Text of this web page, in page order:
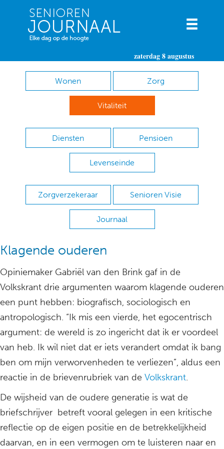
zaterdag 8 augustus
Wonen Zorg
Vitaliteit
Diensten Pensioen
Levenseinde
Zorgverzekeraar Senioren Visie
Journaal
Klagende ouderen
Opiniemaker Gabriël van den Brink gaf in de
Volkskrant drie argumenten waarom klagende ouderen
een punt hebben: biografisch, sociologisch en
antropologisch. “Ik mis een vierde, het egocentrisch
argument: de wereld is zo ingericht dat ik er voordeel
van heb. Ik wil niet dat er iets verandert omdat ik bang
ben om mijn verworvenheden te verliezen”, aldus een
reactie in de brievenrubriek van de Volkskrant.
De wijsheid van de oudere generatie is wat de
briefschrijver betreft vooral gelegen in een kritische
reflectie op de eigen positie en de betrekkelijkheid
daarvan, en in een vermogen om te luisteren naar en